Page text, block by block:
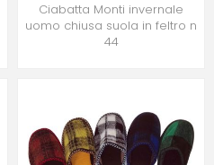
Ciabatta Monti invernale
uomo chiusa suola in feltro n
44